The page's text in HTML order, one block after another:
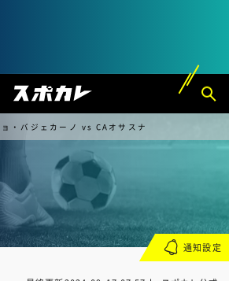
・バジェカーノ vs CAオサスナ
通知設定